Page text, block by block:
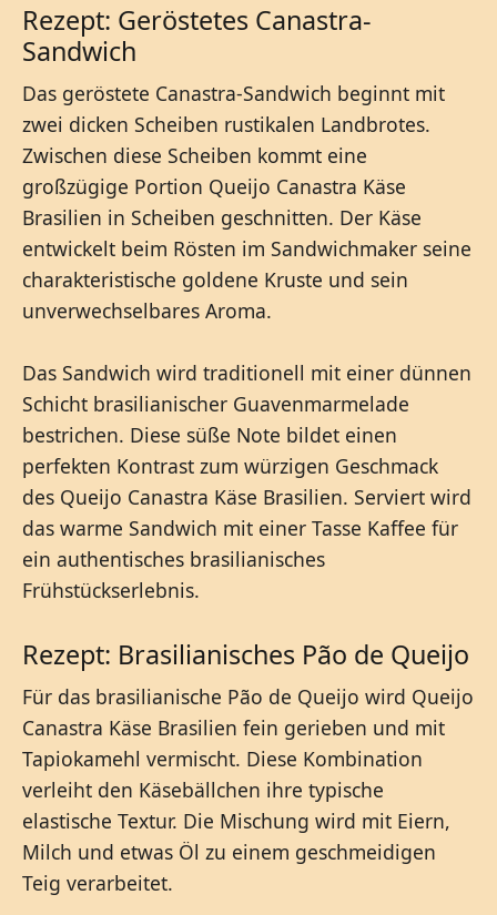
Rezept: Geröstetes Canastra-
Sandwich
Das geröstete Canastra-Sandwich beginnt mit
zwei dicken Scheiben rustikalen Landbrotes.
Zwischen diese Scheiben kommt eine
großzügige Portion Queijo Canastra Käse
Brasilien in Scheiben geschnitten. Der Käse
entwickelt beim Rösten im Sandwichmaker seine
charakteristische goldene Kruste und sein
unverwechselbares Aroma.
Das Sandwich wird traditionell mit einer dünnen
Schicht brasilianischer Guavenmarmelade
bestrichen. Diese süße Note bildet einen
perfekten Kontrast zum würzigen Geschmack
des Queijo Canastra Käse Brasilien. Serviert wird
das warme Sandwich mit einer Tasse Kaffee für
ein authentisches brasilianisches
Frühstückserlebnis.
Rezept: Brasilianisches Pão de Queijo
Für das brasilianische Pão de Queijo wird Queijo
Canastra Käse Brasilien fein gerieben und mit
Tapiokamehl vermischt. Diese Kombination
verleiht den Käsebällchen ihre typische
elastische Textur. Die Mischung wird mit Eiern,
Milch und etwas Öl zu einem geschmeidigen
Teig verarbeitet.